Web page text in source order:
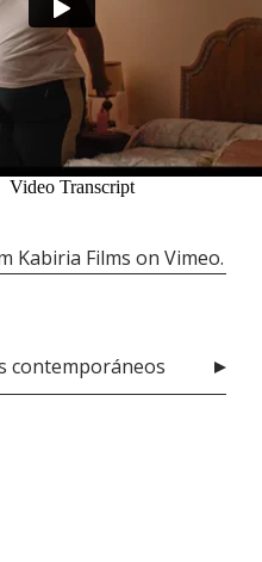
Kabiria Films on Vimeo.
contemporáneos